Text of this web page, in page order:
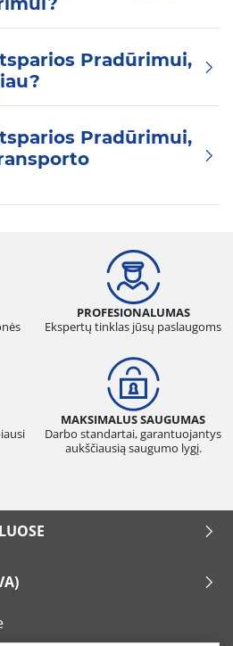
Pradūrimui,
Pradūrimui,
PROFESIONALUMAS
Ekspertų tinklas jūsų paslaugoms
MAKSIMALUS SAUGUMAS
Darbo standartai, garantuojantys
aukščiausią saugumo lygį.